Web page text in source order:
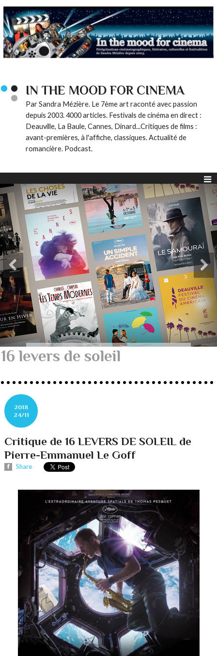
IN THE MOOD FOR CINEMA
Par Sandra Mézière. Le 7ème art raconté avec passion
depuis 2003. 4000 articles. Festivals de cinéma en direct :
Deauville, La Baule, Cannes, Dinard...Critiques de films :
avant-premières, à l'affiche, classiques. Actualité de
romancière. Podcast.
16 levers de soleil
2018
24/11
Critique de 16 LEVERS DE SOLEIL de
Pierre-Emmanuel Le Goff
Share